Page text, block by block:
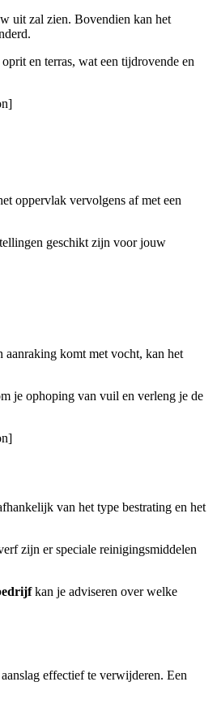
uit zal zien. Bovendien kan het
en terras, wat een tijdrovende en
oppervlak vervolgens af met een
geschikt zijn voor jouw
komt met vocht, kan het
je ophoping van vuil en verleng je de
van het type bestrating en het
zijn er speciale reinigingsmiddelen
kan je adviseren over welke
effectief te verwijderen. Een